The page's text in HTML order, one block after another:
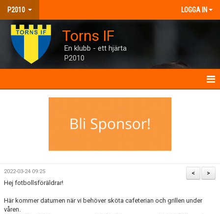
P2010 LOGGA IN
Torns IF
En klubb - ett hjärta
P2010
TRUPPEN
BILDGALLERI
>
<
2022-03-24 09:25
Hej fotbollsföräldrar!
Här kommer datumen när vi behöver sköta cafeterian och grillen under
våren.